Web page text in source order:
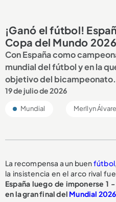
¡Ganó el fútbol!
Copa del Mundo 2026
Con España como
mundial del fútbol y en la
objetivo del bicampeonato.
19 de julio de 2026
Mundial Merllyn
La recompensa a un buenfútbol
la insistencia en el arco rival
España luego de imponerse 1
en la gran final del Mundial